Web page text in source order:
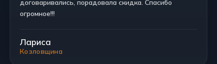
договаривались, порадовала скидка. Спасибо
огромное!!!
Лариса
Козловщина